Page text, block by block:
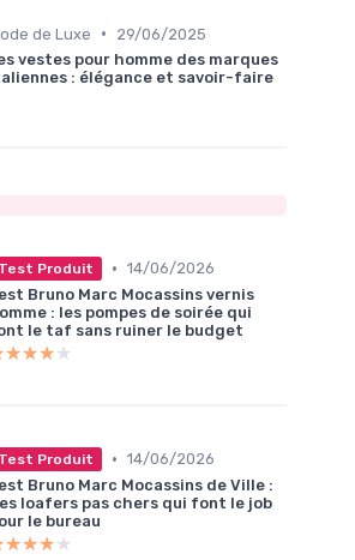
de Luxe •
29/06/2025
vestes pour homme des marques
: élégance et savoir-faire
Test Produit • 14/06/2026
Bruno Marc Mocassins vernis
: les pompes de soirée qui
le taf sans ruiner le budget
Test Produit • 14/06/2026
Bruno Marc Mocassins de Ville :
loafers pas chers qui font le job
le bureau